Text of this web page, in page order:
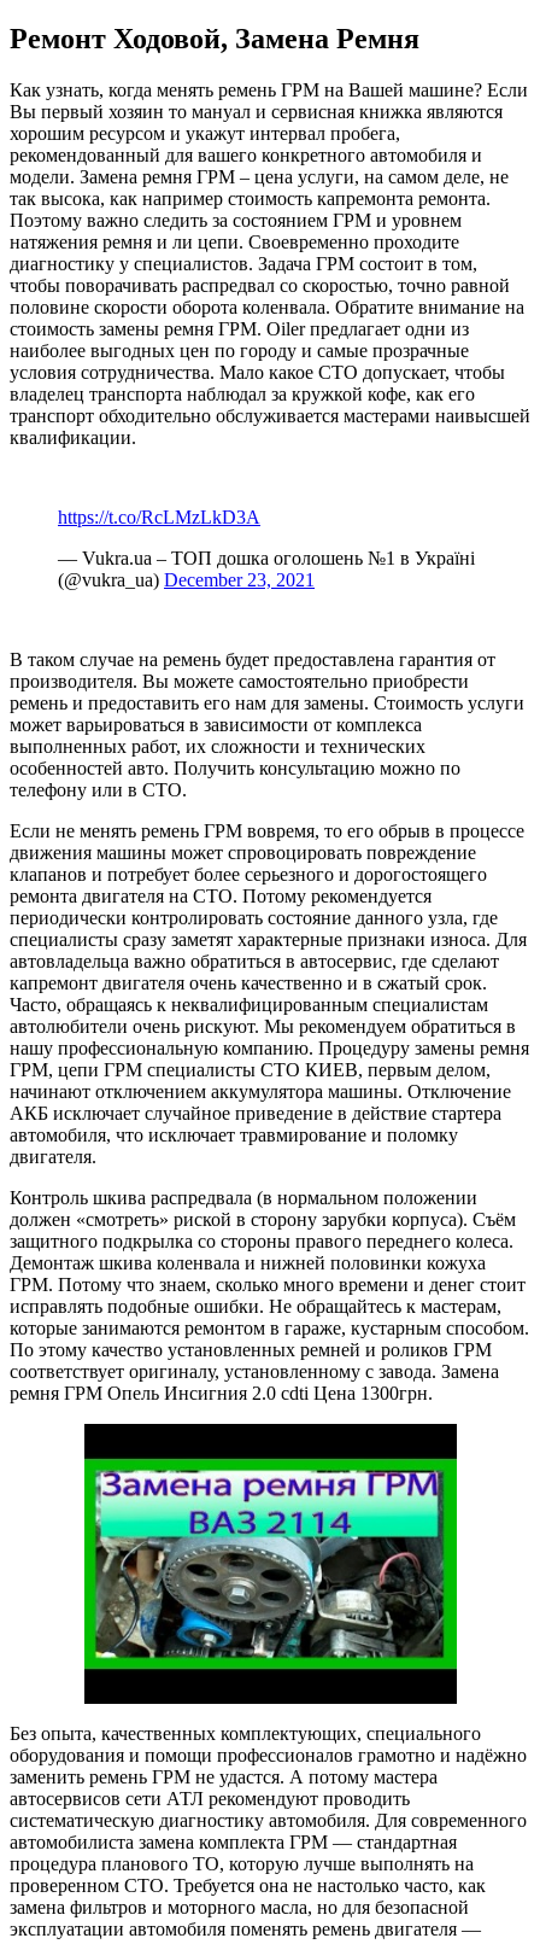
Ремонт Ходовой, Замена Ремня
Как узнать, когда менять ремень ГРМ на Вашей машине? Если
Вы первый хозяин то мануал и сервисная книжка являются
хорошим ресурсом и укажут интервал пробега,
рекомендованный для вашего конкретного автомобиля и
модели. Замена ремня ГРМ – цена услуги, на самом деле, не
так высока, как например стоимость капремонта ремонта.
Поэтому важно следить за состоянием ГРМ и уровнем
натяжения ремня и ли цепи. Своевременно проходите
диагностику у специалистов. Задача ГРМ состоит в том,
чтобы поворачивать распредвал со скоростью, точно равной
половине скорости оборота коленвала. Обратите внимание на
стоимость замены ремня ГРМ. Oiler предлагает одни из
наиболее выгодных цен по городу и самые прозрачные
условия сотрудничества. Мало какое СТО допускает, чтобы
владелец транспорта наблюдал за кружкой кофе, как его
транспорт обходительно обслуживается мастерами наивысшей
квалификации.
https://t.co/RcLMzLkD3A
— Vukra.ua – ТОП дошка оголошень №1 в Україні
(@vukra_ua) December 23, 2021
В таком случае на ремень будет предоставлена гарантия от
производителя. Вы можете самостоятельно приобрести
ремень и предоставить его нам для замены. Стоимость услуги
может варьироваться в зависимости от комплекса
выполненных работ, их сложности и технических
особенностей авто. Получить консультацию можно по
телефону или в СТО.
Если не менять ремень ГРМ вовремя, то его обрыв в процессе
движения машины может спровоцировать повреждение
клапанов и потребует более серьезного и дорогостоящего
ремонта двигателя на СТО. Потому рекомендуется
периодически контролировать состояние данного узла, где
специалисты сразу заметят характерные признаки износа. Для
автовладельца важно обратиться в автосервис, где сделают
капремонт двигателя очень качественно и в сжатый срок.
Часто, обращаясь к неквалифицированным специалистам
автолюбители очень рискуют. Мы рекомендуем обратиться в
нашу профессиональную компанию. Процедуру замены ремня
ГРМ, цепи ГРМ специалисты СТО КИЕВ, первым делом,
начинают отключением аккумулятора машины. Отключение
АКБ исключает случайное приведение в действие стартера
автомобиля, что исключает травмирование и поломку
двигателя.
Контроль шкива распредвала (в нормальном положении
должен «смотреть» риской в сторону зарубки корпуса). Съём
защитного подкрылка со стороны правого переднего колеса.
Демонтаж шкива коленвала и нижней половинки кожуха
ГРМ. Потому что знаем, сколько много времени и денег стоит
исправлять подобные ошибки. Не обращайтесь к мастерам,
которые занимаются ремонтом в гараже, кустарным способом.
По этому качество установленных ремней и роликов ГРМ
соответствует оригиналу, установленному с завода. Замена
ремня ГРМ Опель Инсигния 2.0 cdti Цена 1300грн.
Без опыта, качественных комплектующих, специального
оборудования и помощи профессионалов грамотно и надёжно
заменить ремень ГРМ не удастся. А потому мастера
автосервисов сети АТЛ рекомендуют проводить
систематическую диагностику автомобиля. Для современного
автомобилиста замена комплекта ГРМ — стандартная
процедура планового ТО, которую лучше выполнять на
проверенном СТО. Требуется она не настолько часто, как
замена фильтров и моторного масла, но для безопасной
эксплуатации автомобиля поменять ремень двигателя —